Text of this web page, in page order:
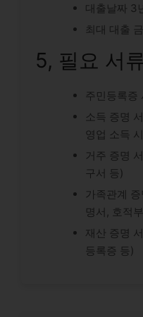
대출날짜 3
최대 대출
5, 필요 서
주민등록증
소득 증명
영업 소득
거주 증명
구서 등)
가족관계
명서, 호적
재산 증명
등록증 등)